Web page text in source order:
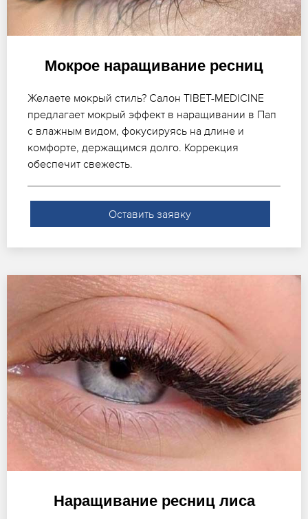
Мокрое наращивание ресниц
Желаете мокрый стиль? Салон TIBET-MEDICINE
предлагает мокрый эффект в наращивании в Пап
с влажным видом, фокусируясь на длине и
комфорте, держащимся долго. Коррекция
обеспечит свежесть.
Оставить заявку
Наращивание ресниц лиса